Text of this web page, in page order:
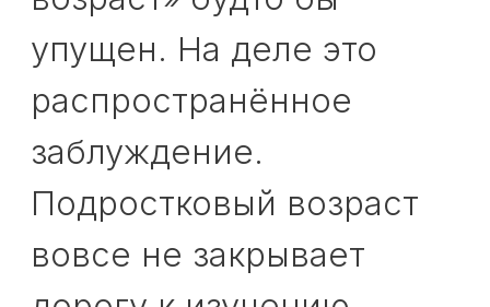
начать учиться более
осознанно, собранно и с
лучшим пониманием
целей.
Откуда берётся
поздно